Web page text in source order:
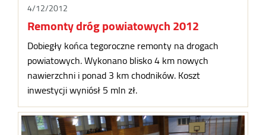
4/12/2012
Remonty dróg powiatowych 2012
Dobiegły końca tegoroczne remonty na drogach
powiatowych. Wykonano blisko 4 km nowych
nawierzchni i ponad 3 km chodników. Koszt
inwestycji wyniósł 5 mln zł.